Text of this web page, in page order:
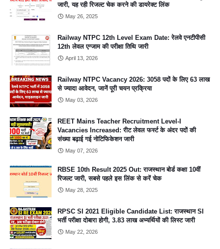
जारी, यह रही रिजल्ट चेक करने की डायरेक्ट लिंक
May 26, 2025
Railway NTPC 12th Level Exam Date: रेलवे एनटीपीसी
12th लेवल एग्जाम की परीक्षा तिथि जारी
April 13, 2026
Railway NTPC Vacancy 2026: 3058 पदों के लिए 63 लाख
से ज्यादा आवेदन, जानें पूरी चयन प्रक्रिया
May 03, 2026
REET Mains Teacher Recruitment Level-I
Vacancies Increased: रीट लेवल फर्स्ट के अंदर पदों की
संख्या बढ़ाई गई नोटिफिकेशन जारी
May 07, 2026
RBSE 10th Result 2025 Out: राजस्थान बोर्ड कक्षा 10वीं
रिजल्ट जारी, सबसे पहले इस लिंक से करें चेक
May 28, 2025
RPSC SI 2021 Eligible Candidate List: राजस्थान SI
भर्ती परीक्षा दोबारा होगी, 3.83 लाख अभ्यर्थियों की लिस्ट जारी
May 22, 2026